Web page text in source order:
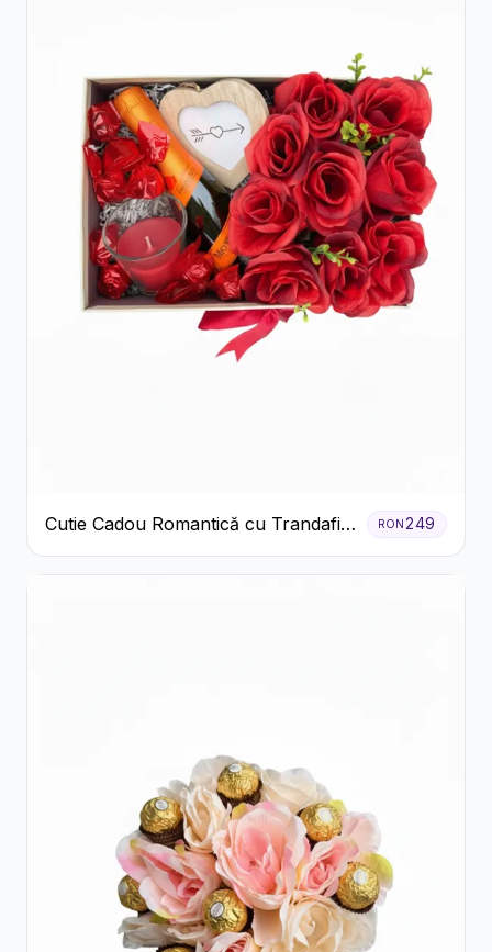
Cutie Cadou Romantică cu Trandafiri
Șampanie și Lumânare
RON249